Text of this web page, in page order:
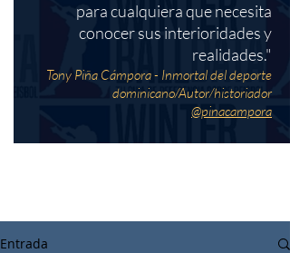
para cualquiera que necesita
conocer sus interioridades y
realidades."
Tony Piña Cámpora - Inmortal del deporte
dominicano/Autor/historiador
@pinacampora
Entrada